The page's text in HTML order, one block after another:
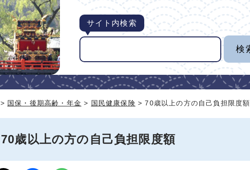
サイト内検索
> 国保・後期高齢・年金 > 国民健康保険 > 70歳以上の方の自己負担限度額
70歳以上の方の自己負担限度額